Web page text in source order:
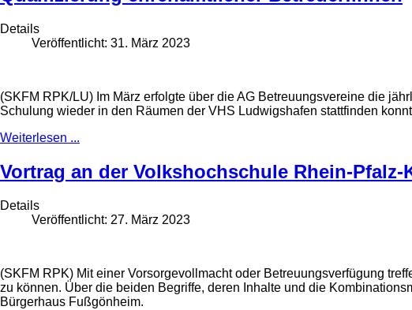
Details
Veröffentlicht: 31. März 2023
(SKFM RPK/LU) Im März erfolgte über die AG Betreuungsvereine die
Schulung wieder in den Räumen der VHS Ludwigshafen stattfinden
Weiterlesen ...
Vortrag an der Volkshochschule Rhein-Pfalz-
Details
Veröffentlicht: 27. März 2023
(SKFM RPK) Mit einer Vorsorgevollmacht oder Betreuungsverfügung
zu können. Über die beiden Begriffe, deren Inhalte und die
Bürgerhaus Fußgönheim.